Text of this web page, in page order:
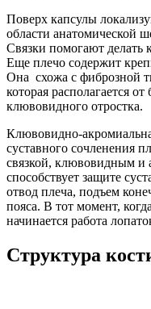
Поверх капсулы
области анатомической
Связки помогают делать
Еще плечо содержит
Она схожа с фиброзной
которая располагается
клювовидного отростка.
Клювовидно-
суставного сочленения
связкой, клювовидным и
способствует защите
отвод плеча, подъем
пояса. В тот момент,
начинается работа
Структура